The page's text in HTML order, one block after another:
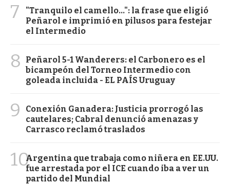
7
"Tranquilo el camello...": la frase que eligió
Peñarol e imprimió en pilusos para festejar
el Intermedio
8
Peñarol 5-1 Wanderers: el Carbonero es el
bicampeón del Torneo Intermedio con
goleada incluida - EL PAÍS Uruguay
9
Conexión Ganadera: Justicia prorrogó las
cautelares; Cabral denunció amenazas y
Carrasco reclamó traslados
10Argentina que trabaja como niñera en EE.UU.
fue arrestada por el ICE cuando iba a ver un
partido del Mundial